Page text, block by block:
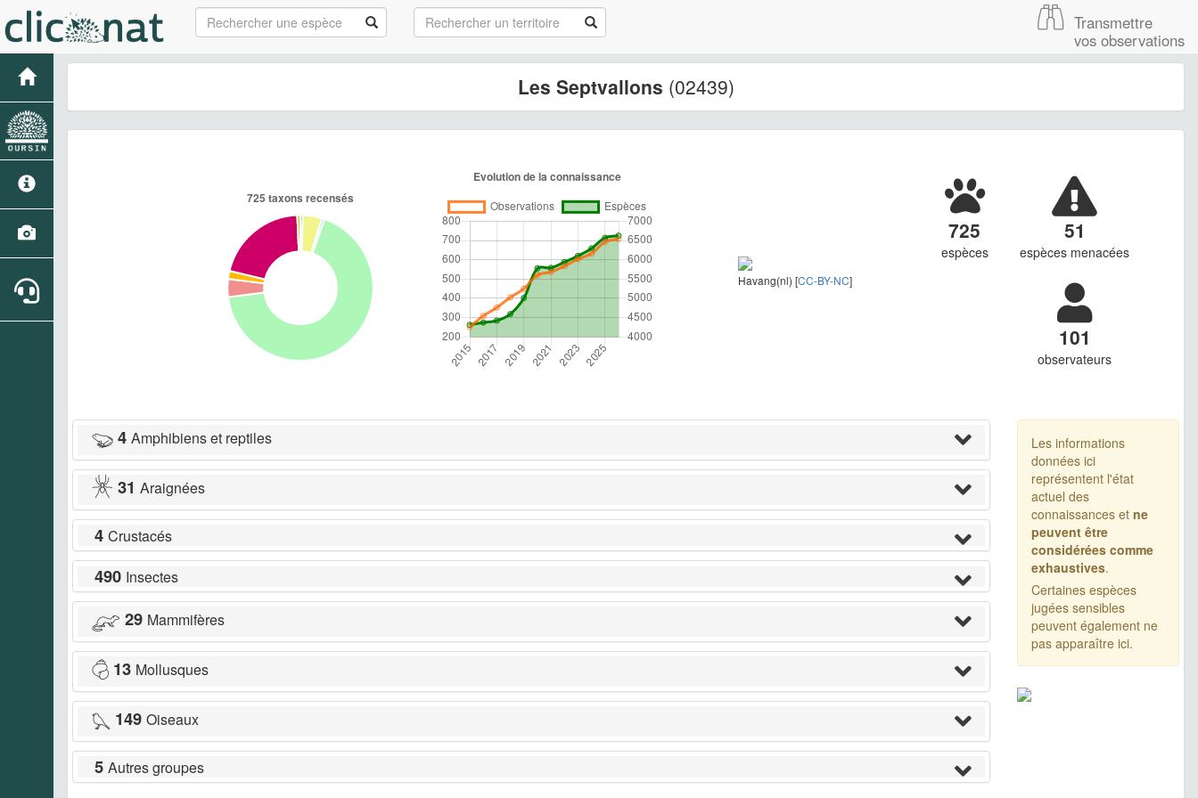
Transmettre
vos observations
Les Septvallons (02439)
Havang(nl) [CC-BY-NC]
725
espèces
51
espèces menacées
101
observateurs
4 Amphibiens et reptiles
31 Araignées
4 Crustacés
490 Insectes
29 Mammifères
13 Mollusques
149 Oiseaux
5 Autres groupes
Les informations
données ici
représentent l'état
actuel des
connaissances et ne
peuvent être
considérées comme
exhaustives.
Certaines espèces
jugées sensibles
peuvent également ne
pas apparaître ici.